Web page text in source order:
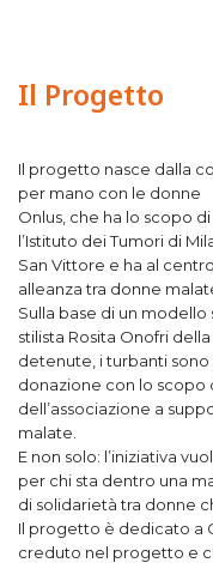
Il Progetto
Il progetto nasce dalla
per mano con le donne
Onlus, che ha lo scopo
l’Istituto dei Tumori di
San Vittore e ha al
alleanza tra donne
Sulla base di un
stilista Rosita Onofri
detenute, i turbanti
donazione con lo
dell’associazione a
malate.
E non solo: l’iniziativa
per chi sta dentro una
di solidarietà tra donne
Il progetto è dedicato a
creduto nel progetto e